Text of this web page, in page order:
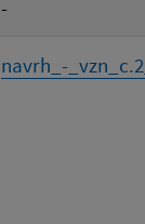
-
navrh_-